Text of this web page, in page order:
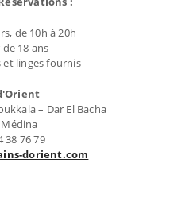
de 10h à 20h
18 ans
et linges fournis
– Dar El Bacha
38 76 79
dorient.com